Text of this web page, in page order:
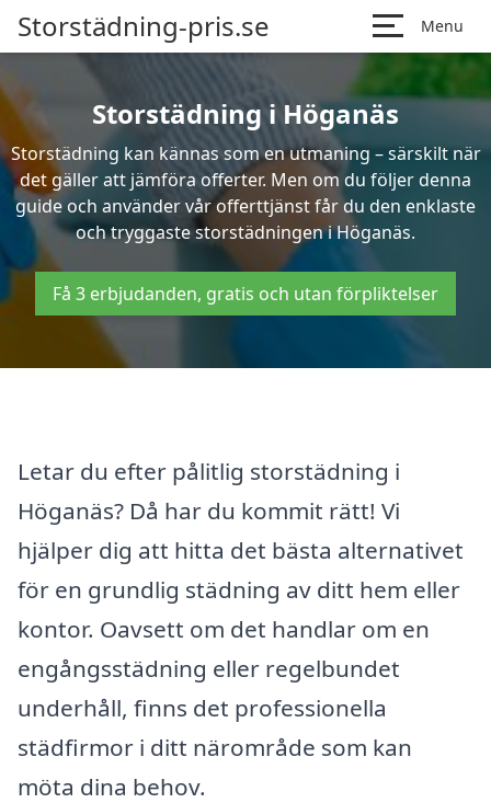
Storstädning-pris.se Menu
Storstädning i Höganäs
Storstädning kan kännas som en utmaning – särskilt när
det gäller att jämföra offerter. Men om du följer denna
guide och använder vår offerttjänst får du den enklaste
och tryggaste storstädningen i Höganäs.
Få 3 erbjudanden, gratis och utan förpliktelser
Letar du efter pålitlig storstädning i
Höganäs? Då har du kommit rätt! Vi
hjälper dig att hitta det bästa alternativet
för en grundlig städning av ditt hem eller
kontor. Oavsett om det handlar om en
engångsstädning eller regelbundet
underhåll, finns det professionella
städfirmor i ditt närområde som kan
möta dina behov.